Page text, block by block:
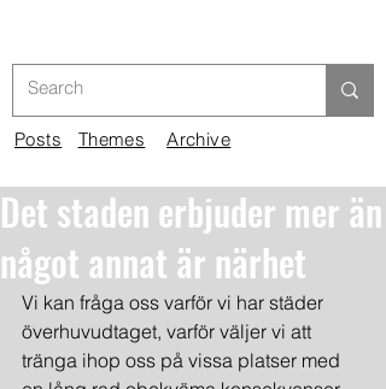
Det staden erbjuder mer än
något annat är närhet
Vi kan fråga oss varför vi har städer
överhuvudtaget, varför väljer vi att
tränga ihop oss på vissa platser med
Posts Themes Archive